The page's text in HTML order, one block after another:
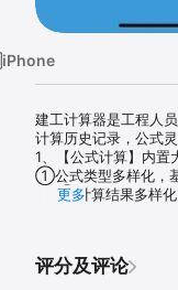
iPhone
建工计算器是工程人
计算历史记录，公式
1、【公式计算】内置
①公式类型多样化，
②计算结果多样
①公式便捷简单
更多
评分及评论